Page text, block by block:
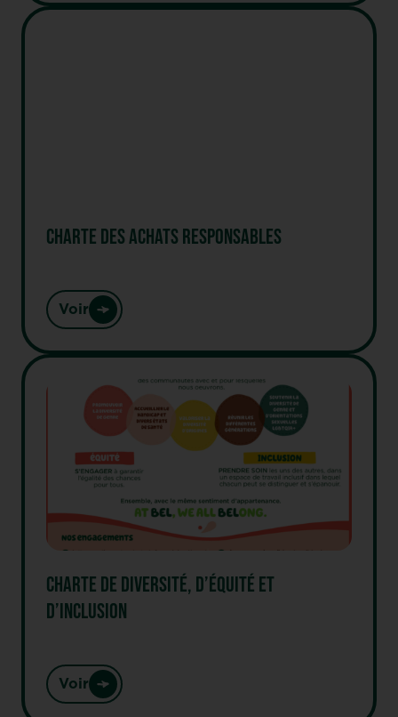
CHARTE DES ACHATS RESPONSABLES
Voir
CHARTE DE DIVERSITÉ, D’ÉQUITÉ ET
D’INCLUSION
Voir